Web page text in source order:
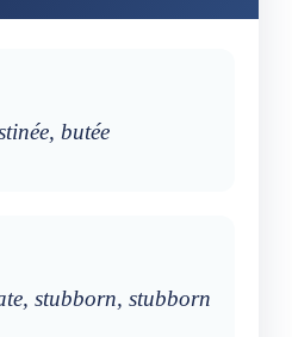
butée
stubborn, stubborn